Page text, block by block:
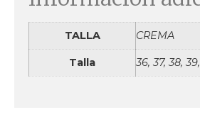
TALLA CREMA
Talla 36, 37, 38,